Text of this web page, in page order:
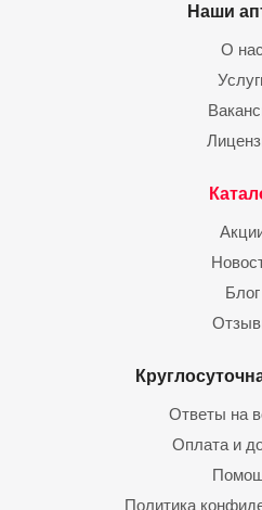
Наши
О нас
Блог
Ответы на
Оплата и
Политика